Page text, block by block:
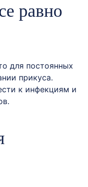
равно
для постоянных
прикуса.
к инфекциям и